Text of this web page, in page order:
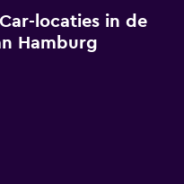
locaties in de
Hamburg